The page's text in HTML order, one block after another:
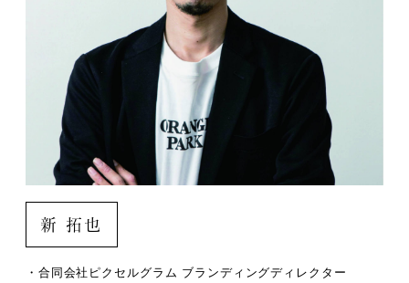
新 拓也
・合同会社ピクセルグラム ブランディングディレクター